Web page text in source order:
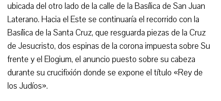
ubicada del otro lado de la calle de la Basílica de San Juan
Laterano. Hacia el Este se continuaría el recorrido con la
Basílica de la Santa Cruz, que resguarda piezas de la Cruz
de Jesucristo, dos espinas de la corona impuesta sobre Su
frente y el Elogium, el anuncio puesto sobre su cabeza
durante su crucifixión donde se expone el título «Rey de
los Judíos».